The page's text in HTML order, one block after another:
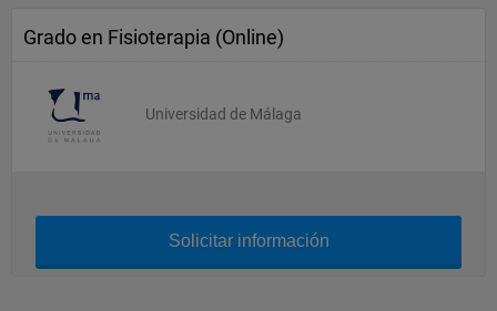
Grado en Fisioterapia (Online)
Universidad de Málaga
Solicitar información